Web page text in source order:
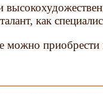
как
можно